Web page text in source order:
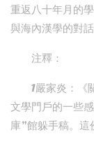
重返八十年月的
與海內漢學的對
注釋：
1嚴家炎：《
文學門戶的一些
庫”館躲手稿。這